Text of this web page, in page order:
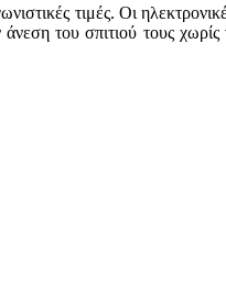
τιμές. Οι
του σπιτιού τους